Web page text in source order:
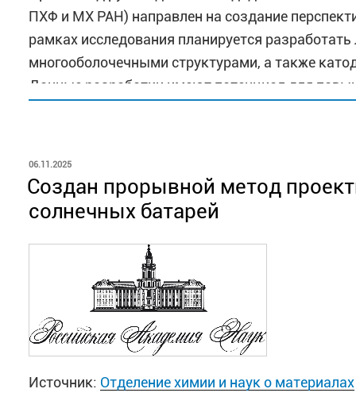
ПХФ и МХ РАН) направлен на создание
рамках исследования планируется
многооболочечными структурами, а также
Данные разработки имеют потенциал для
поддержке РНФ и NSFC. Его реализация
сотрудничества в области материаловедения
возможности для создания технологий
Поздравляем участников проекта с
рамках международного сотрудничества!
ОПУБЛИКОВАНО
06.11.2025
Создан прорывной метод
солнечных батарей
Источник: Отделение химии и наук о материалах